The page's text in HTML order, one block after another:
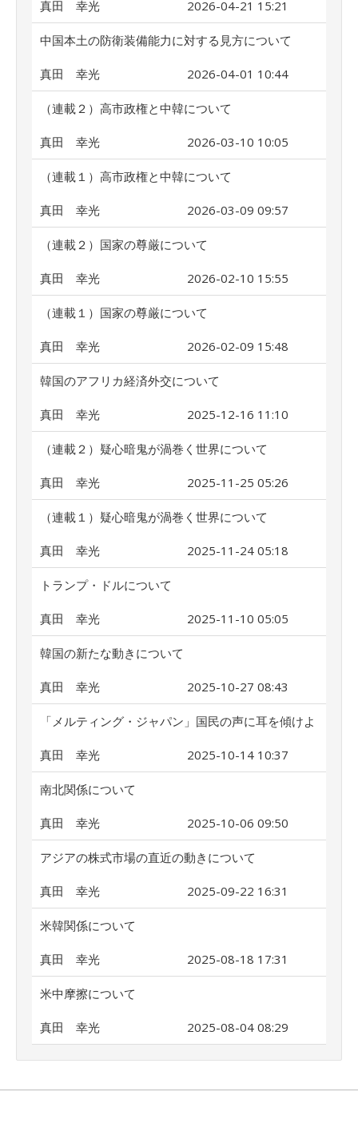
真田 幸光 2026-04-21 15:21
中国本土の防衛装備能力に対する見方について
真田 幸光 2026-04-01 10:44
（連載２）高市政権と中韓について
真田 幸光 2026-03-10 10:05
（連載１）高市政権と中韓について
真田 幸光 2026-03-09 09:57
（連載２）国家の尊厳について
真田 幸光 2026-02-10 15:55
（連載１）国家の尊厳について
真田 幸光 2026-02-09 15:48
韓国のアフリカ経済外交について
真田 幸光 2025-12-16 11:10
（連載２）疑心暗鬼が渦巻く世界について
真田 幸光 2025-11-25 05:26
（連載１）疑心暗鬼が渦巻く世界について
真田 幸光 2025-11-24 05:18
トランプ・ドルについて
真田 幸光 2025-11-10 05:05
韓国の新たな動きについて
真田 幸光 2025-10-27 08:43
「メルティング・ジャパン」国民の声に耳を傾けよ
真田 幸光 2025-10-14 10:37
南北関係について
真田 幸光 2025-10-06 09:50
アジアの株式市場の直近の動きについて
真田 幸光 2025-09-22 16:31
米韓関係について
真田 幸光 2025-08-18 17:31
米中摩擦について
真田 幸光 2025-08-04 08:29